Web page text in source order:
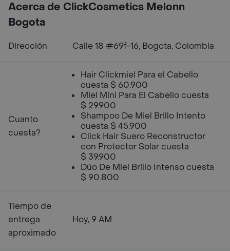
Acerca de ClickCosmetics Melonn
Bogota
Dirección Calle 18 #69f-16, Bogota, Colombia
Cuanto
cuesta?
Hair Clickmiel Para el Cabello
cuesta $ 60.900
Miel Mini Para El Cabello cuesta
$ 29.900
Shampoo De Miel Brillo Intento
cuesta $ 45.900
Click Hair Suero Reconstructor
con Protector Solar cuesta
$ 39.900
Dúo De Miel Brillo Intenso cuesta
$ 90.800
Tiempo de
entrega
aproximado
Hoy, 9 AM